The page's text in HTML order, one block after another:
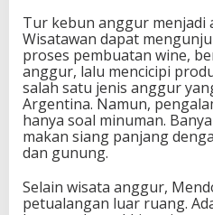
Tur kebun anggur menjadi
Wisatawan dapat
proses pembuatan wine,
anggur, lalu mencicipi
salah satu jenis anggur
Argentina. Namun,
hanya soal minuman.
makan siang panjang
dan gunung.
Selain wisata anggur,
petualangan luar ruang.